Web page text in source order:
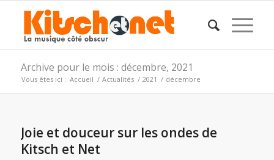
Archive pour le mois : décembre, 2021
Vous êtes ici : Accueil / Actualités / 2021 / décembre
Joie et douceur sur les ondes de
Kitsch et Net